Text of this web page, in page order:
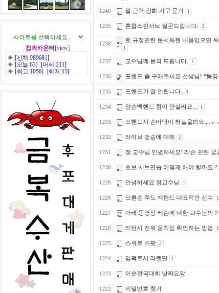
접속카운터 [view]
◈ [전체:989681]
◈ [오늘:63] [어제:211]
◈ [최고:1050] [최저:15]
1240 팔 근력 강화 기구 문의 1
1239 혼합스핀서브 질문드립니다. 2
1238
렛 규정관련 문서화된 내용있으면
^
1
1237 교수님께 문의 드립니다. 1
1236 포핸드 좀 구해주세요 선생님! *동
1235 포핸드가 잘 안됩니다. 3
1234 양손백핸드 힘이 안실려요... 1
1233 포핸드시 손바닥이 하늘을봐요....ㅠ
1232 라이브 방송에 대해 2
1231 정 교수님 안녕하세요! 레슨 관련 궁
1230 초보 서브연습 어떻게 해야 할까요 ?
1229 안녕하세요 정교수님 1
1228 오른손 주도 백핸드 대표적인 선수 1
1227 아래 동영상 레슨에 대한 교수님의
1226 리턴시 전위 움직임 확인하는 방법 1
1225 스위트 스팟 2
1224 임팩트시 라켓면 1
1223 이순전국대회 날짜요망
1222 비밀번호 찾기